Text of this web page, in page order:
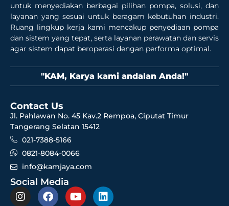
untuk menyediakan berbagai pilihan pompa, solusi, dan
layanan yang sesuai untuk beragam kebutuhan industri.
Ruang lingkup kerja kami mencakup penyediaan pompa
dan sistem yang tepat, serta layanan perawatan dan servis
agar sistem dapat beroperasi dengan performa optimal.
"KAM, Karya kami andalan Anda!"
Contact Us
Jl. Pahlawan No. 45 Kav.2 Rempoa, Ciputat Timur
Tangerang Selatan 15412
021-7388-5166
0821-8084-0066
info@kamjaya.com
Social Media